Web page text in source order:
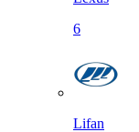
6
Lifan